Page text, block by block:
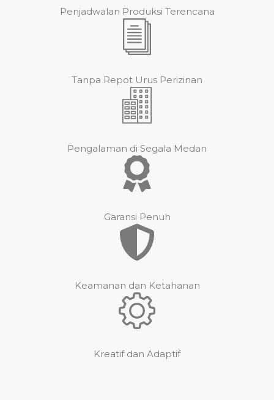
Penjadwalan Produksi Terencana
Tanpa Repot Urus Perizinan
Pengalaman di Segala Medan
Garansi Penuh
Keamanan dan Ketahanan
Kreatif dan Adaptif